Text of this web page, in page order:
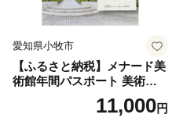
愛知県小牧市
【ふるさと納税】メナード美
術館年間パスポート 美術館
11,000円